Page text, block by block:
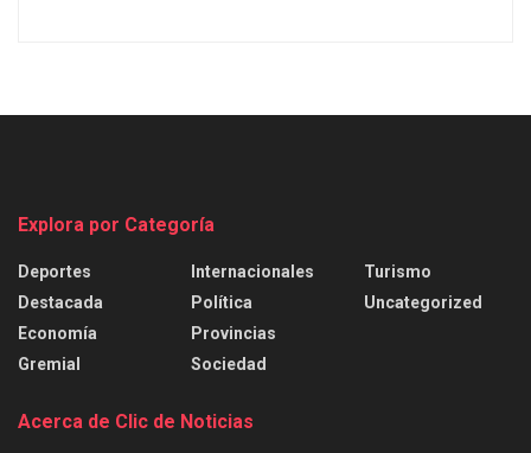
Explora por Categoría
Deportes
Destacada
Economía
Gremial
Internacionales
Política
Provincias
Sociedad
Turismo
Uncategorized
Acerca de Clic de Noticias